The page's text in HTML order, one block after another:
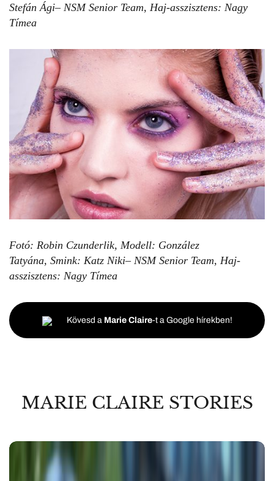
Stefán Ági– NSM Senior Team, Haj-asszisztens: Nagy
Tímea
Fotó: Robin Czunderlik, Modell: González
Tatyána, Smink: Katz Niki– NSM Senior Team, Haj-
asszisztens: Nagy Tímea
Kövesd a Marie Claire-t a Google hírekben!
MARIE CLAIRE STORIES